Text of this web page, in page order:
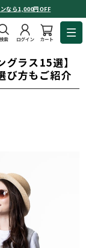
なら1,000円OFF
検索 ログイン カート
グラス15選】
び方もご紹介